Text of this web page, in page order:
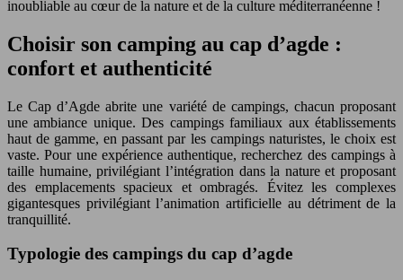
inoubliable au cœur de la nature et de la culture méditerranéenne !
Choisir son camping au cap d’agde :
confort et authenticité
Le Cap d’Agde abrite une variété de campings, chacun proposant
une ambiance unique. Des campings familiaux aux établissements
haut de gamme, en passant par les campings naturistes, le choix est
vaste. Pour une expérience authentique, recherchez des campings à
taille humaine, privilégiant l’intégration dans la nature et proposant
des emplacements spacieux et ombragés. Évitez les complexes
gigantesques privilégiant l’animation artificielle au détriment de la
tranquillité.
Typologie des campings du cap d’agde